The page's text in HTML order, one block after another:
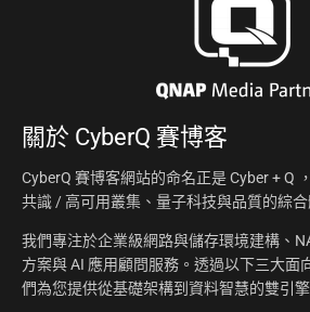
關於 CyberQ 賽博客
CyberQ 賽博客網站的命名正是 Cyber + Q
共識 / 高可用叢集、量子科技與品質的綜合
我們專注於企業級網路與儲存環境建構、
方案與 AI 應用顧問服務。透過以下三大面
們為您提供從基礎架構到資料智慧的雙引擎